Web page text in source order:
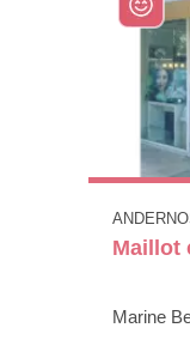
Maillot
Marine